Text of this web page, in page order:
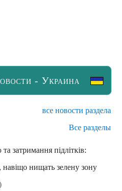
- Украина
все новости раздела
Все разделы
затримання підлітків:
нищать зелену зону